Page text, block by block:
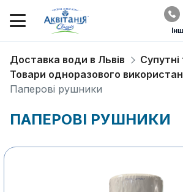
Доставка води в Львів
Товари одноразового
Паперові рушники
ПАПЕРОВІ РУШНИКИ